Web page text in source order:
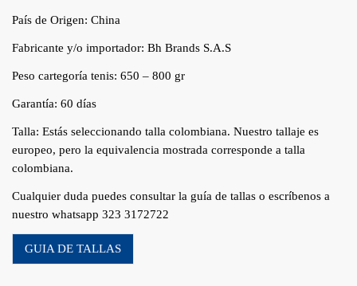
País de Origen: China
Fabricante y/o importador: Bh Brands S.A.S
Peso cartegoría tenis: 650 – 800 gr
Garantía: 60 días
Talla: Estás seleccionando talla colombiana. Nuestro tallaje es
europeo, pero la equivalencia mostrada corresponde a talla
colombiana.
Cualquier duda puedes consultar la guía de tallas o escríbenos a
nuestro whatsapp 323 3172722
GUIA DE TALLAS